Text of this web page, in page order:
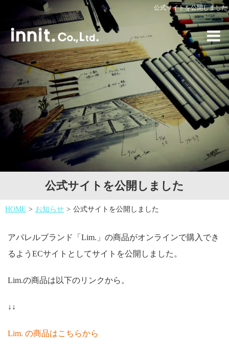
公式サイトを公開しました
公式サイトを公開しました
HOME お知らせ 公式サイトを公開しました
アパレルブランド「Lim.」の商品がオンラインで購入でき
るようECサイトとしてサイトを公開しました。
Lim.の商品は以下のリンクから。
↓↓
Lim. の商品はこちらから